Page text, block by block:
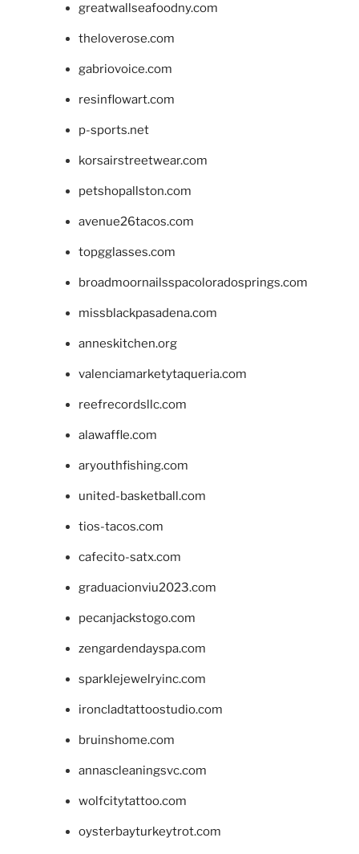
greatwallseafoodny.com
theloverose.com
gabriovoice.com
resinflowart.com
p-sports.net
korsairstreetwear.com
petshopallston.com
avenue26tacos.com
topgglasses.com
broadmoornailsspacoloradosprings.com
missblackpasadena.com
anneskitchen.org
valenciamarketytaqueria.com
reefrecordsllc.com
alawaffle.com
aryouthfishing.com
united-basketball.com
tios-tacos.com
cafecito-satx.com
graduacionviu2023.com
pecanjackstogo.com
zengardendayspa.com
sparklejewelryinc.com
ironcladtattoostudio.com
bruinshome.com
annascleaningsvc.com
wolfcitytattoo.com
oysterbayturkeytrot.com